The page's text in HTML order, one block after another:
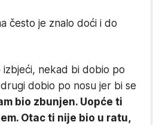
često je znalo doći i do
izbjeći, nekad bi dobio po
dobio po nosu jer bi se
bio zbunjen. Uopće ti
Otac ti nije bio u ratu,